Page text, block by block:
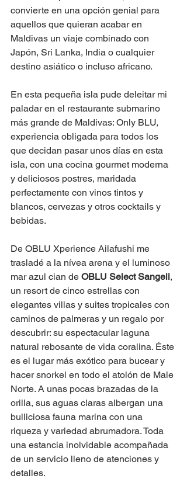
convierte en una opción genial para
aquellos que quieran acabar en
Maldivas un viaje combinado con
Japón, Sri Lanka, India o cualquier
destino asiático o incluso africano.
En esta pequeña isla pude deleitar mi
paladar en el restaurante submarino
más grande de Maldivas: Only BLU,
experiencia obligada para todos los
que decidan pasar unos días en esta
isla, con una cocina gourmet moderna
y deliciosos postres, maridada
perfectamente con vinos tintos y
blancos, cervezas y otros cocktails y
bebidas.
De OBLU Xperience Ailafushi me
trasladé a la nívea arena y el luminoso
mar azul cian de OBLU Select Sangeli,
un resort de cinco estrellas con
elegantes villas y suites tropicales con
caminos de palmeras y un regalo por
descubrir: su espectacular laguna
natural rebosante de vida coralina. Éste
es el lugar más exótico para bucear y
hacer snorkel en todo el atolón de Male
Norte. A unas pocas brazadas de la
orilla, sus aguas claras albergan una
bulliciosa fauna marina con una
riqueza y variedad abrumadora. Toda
una estancia inolvidable acompañada
de un servicio lleno de atenciones y
detalles.